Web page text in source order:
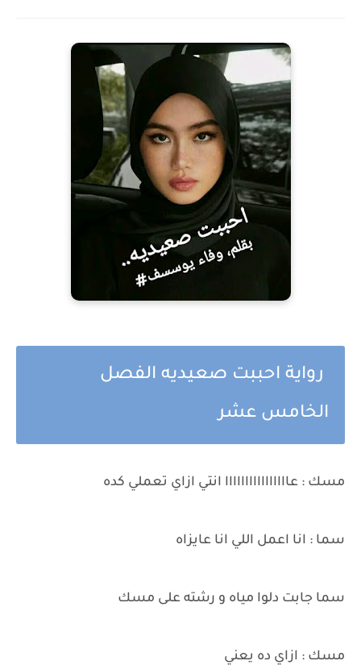
رواية احببت صعيديه الفصل
الخامس عشر
مسك : عاااااااااااااااا انتي ازاي تعملي كده
سما : انا اعمل اللي انا عايزاه
سما جابت دلوا مياه و رشته على مسك
مسك : ازاي ده يعني